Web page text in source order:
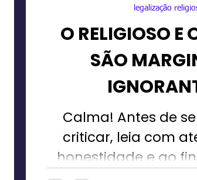
O RELIGIOSO E
SÃO
Calma! Antes de
criticar, leia com
honestidade e ao
legalização